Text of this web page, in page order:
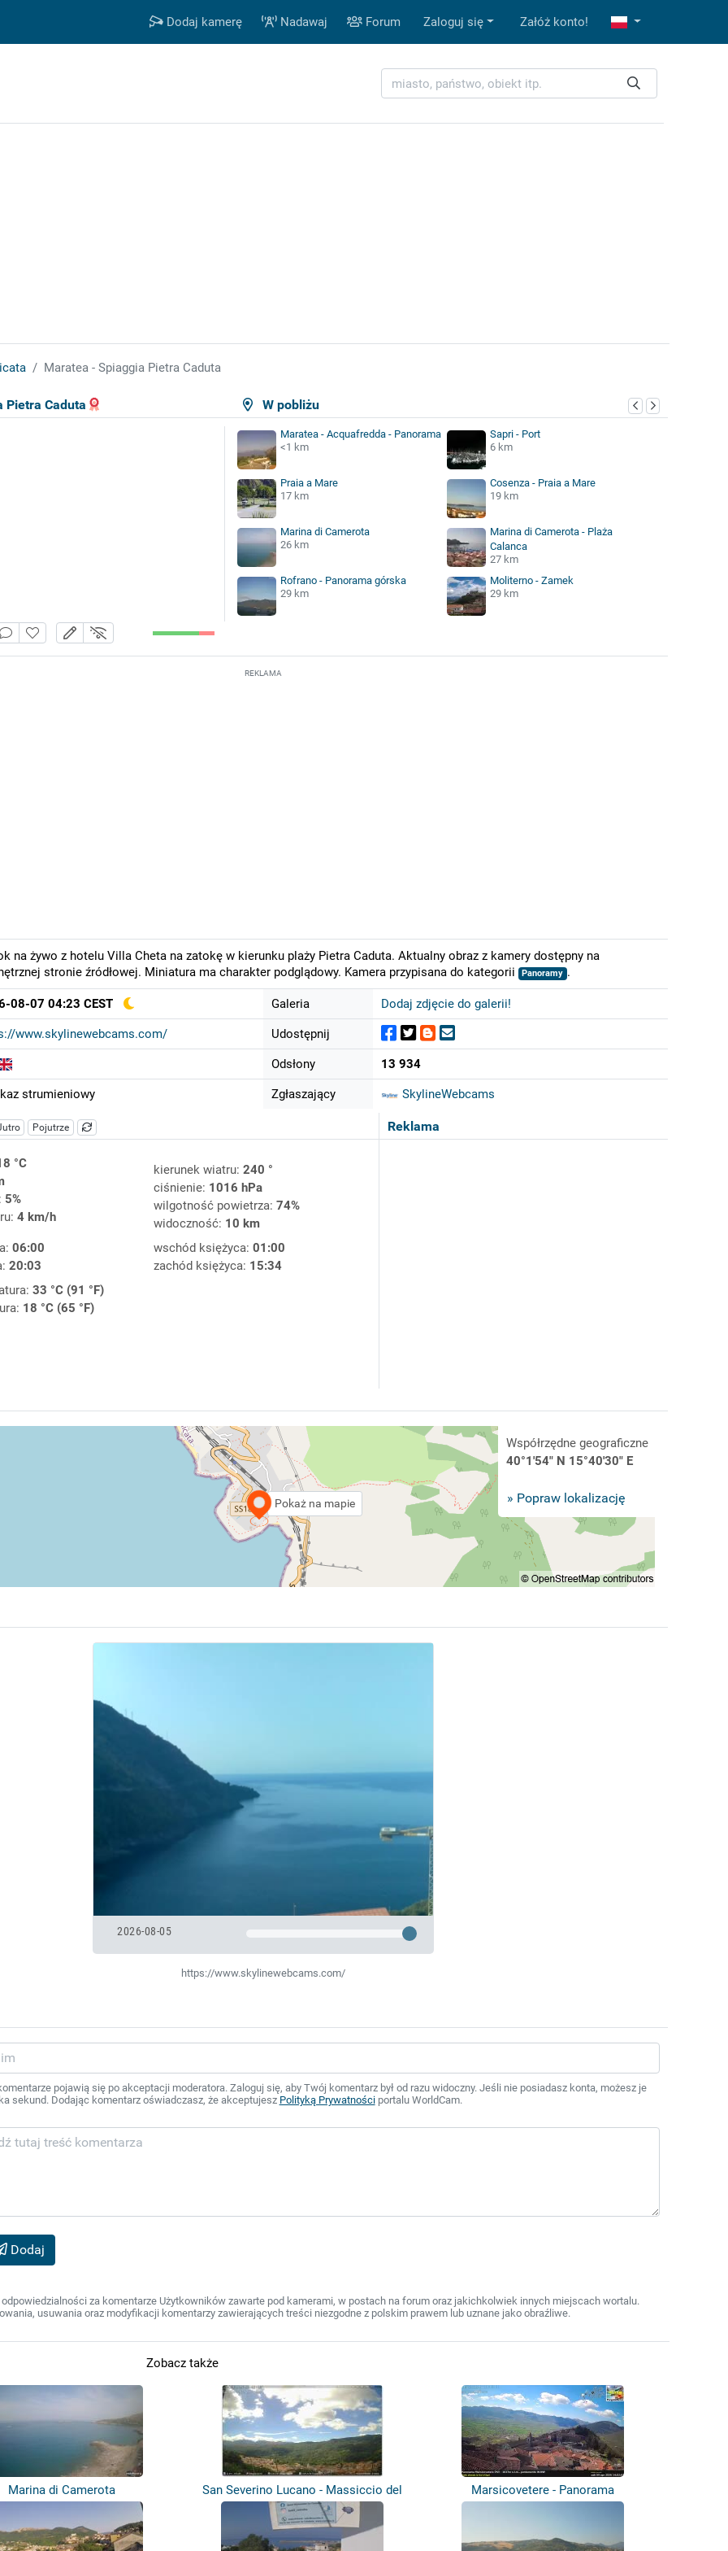
Dodaj kamerę Nadawaj Forum Zaloguj się Załóż konto!
Maratea - Spiaggia Pietra Caduta
W pobliżu
Pietra Caduta
Maratea - Acquafredda - Panorama
<1 km
Sapri - Port
6 km
Praia a Mare
17 km
Cosenza - Praia a Mare
19 km
Marina di Camerota
26 km
Marina di Camerota - Plaża
Calanca
27 km
Rofrano - Panorama górska
29 km
Moliterno - Zamek
29 km
REKLAMA
na żywo z hotelu Villa Cheta na zatokę w kierunku plaży Pietra Caduta. Aktualny obraz z kamery dostępny na
stronie źródłowej. Miniatura ma charakter podglądowy. Kamera przypisana do kategorii
Panoramy .
08-07 04:23 CEST
www.skylinewebcams.com/
strumieniowy
Galeria Dodaj zdjęcie do galerii!
Udostępnij
Odsłony 13 934
Zgłaszający SkylineWebcams
Reklama
Pojutrze
°C
5%
4 km/h
kierunek wiatru: 240 °
ciśnienie: 1016 hPa
wilgotność powietrza: 74%
widoczność: 10 km
06:00
20:03
wschód księżyca: 01:00
zachód księżyca: 15:34
33 °C (91 °F)
18 °C (65 °F)
Pokaż na mapie
Współrzędne geograficzne
40°1'54" N 15°40'30" E
» Popraw lokalizację
2026-08-05
https://www.skylinewebcams.com/
pojawią się po akceptacji moderatora. Zaloguj się, aby Twój komentarz był od razu widoczny. Jeśli nie posiadasz konta, możesz je
sekund. Dodając komentarz oświadczasz, że akceptujesz Polityką Prywatnościportalu WorldCam.
Dodaj
za komentarze Użytkowników zawarte pod kamerami, w postach na forum oraz jakichkolwiek innych miejscach wortalu.
usuwania oraz modyfikacji komentarzy zawierających treści niezgodne z polskim prawem lub uznane jako obraźliwe.
Zobacz także
Marina di Camerota
San Severino Lucano - Massiccio del
Poll...
Marsicovetere - Panorama